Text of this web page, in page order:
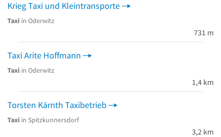
Krieg Taxi und Kleintransporte
Taxi in Oderwitz
731 m
Taxi Arite Hoffmann
Taxi in Oderwitz
1,4 km
Torsten Kärnth Taxibetrieb
Taxi in Spitzkunnersdorf
3,2 km